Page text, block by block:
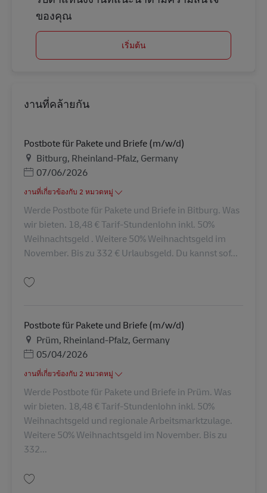
ของคุณ
เริ่มต้น
งานที่คล้ายกัน
Postbote für Pakete und Briefe (m/w/d)
สถานที่
Bitburg, Rheinland-Pfalz, Germany
Posted Date
07/06/2026
งานที่เกี่ยวข้องกับ 2 หมวดหมู่
Werde Postbote für Pakete und Briefe in Bitburg. Was
wir bieten. 18,48 € Tarif-Stundenlohn inkl. 50%
Weihnachtsgeld . Weitere 50% Weihnachtsgeld im
November. Bis zu 332 € Urlaubsgeld. Du kannst sof...
Postbote für Pakete und Briefe (m/w/d)
สถานที่
Prüm, Rheinland-Pfalz, Germany
Posted Date
05/04/2026
งานที่เกี่ยวข้องกับ 2 หมวดหมู่
Werde Postbote für Pakete und Briefe in Prüm. Was
wir bieten. 18,48 € Tarif-Stundenlohn inkl. 50%
Weihnachtsgeld und regionale Arbeitsmarktzulage.
Weitere 50% Weihnachtsgeld im November. Bis zu
332...